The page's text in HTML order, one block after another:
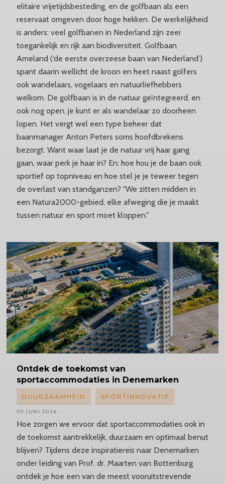
elitaire vrijetijdsbesteding, en de golfbaan als een
reservaat omgeven door hoge hekken. De werkelijkheid
is anders: veel golfbanen in Nederland zijn zeer
toegankelijk en rijk aan biodiversiteit. Golfbaan
Ameland (‘de eerste overzeese baan van Nederland’)
spant daarin wellicht de kroon en heet naast golfers
ook wandelaars, vogelaars en natuurliefhebbers
welkom. De golfbaan is in de natuur geïntegreerd, en
ook nog open, je kunt er als wandelaar zo doorheen
lopen. Het vergt wel een type beheer dat
baanmanager Anton Peters soms hoofdbrekens
bezorgt. Want waar laat je de natuur vrij haar gang
gaan, waar perk je haar in? En: hoe hou je de baan ook
sportief op topniveau en hoe stel je je teweer tegen
de overlast van standganzen? "We zitten midden in
een Natura2000-gebied, elke afweging die je maakt
tussen natuur en sport moet kloppen."
Ontdek de toekomst van
sportaccommodaties in Denemarken
Hoe zorgen we ervoor dat sportaccommodaties ook in
de toekomst aantrekkelijk, duurzaam en optimaal benut
blijven? Tijdens deze inspiratiereis naar Denemarken
onder leiding van Prof. dr. Maarten van Bottenburg
ontdek je hoe een van de meest vooruitstrevende
DUURZAAMHEID SPORTINNOVATIE
30 JUNI 2026